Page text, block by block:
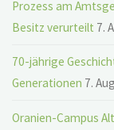
Prozess am
Besitz verurteilt 7.
70-jährige
Generationen 7.
Oranien-Campus